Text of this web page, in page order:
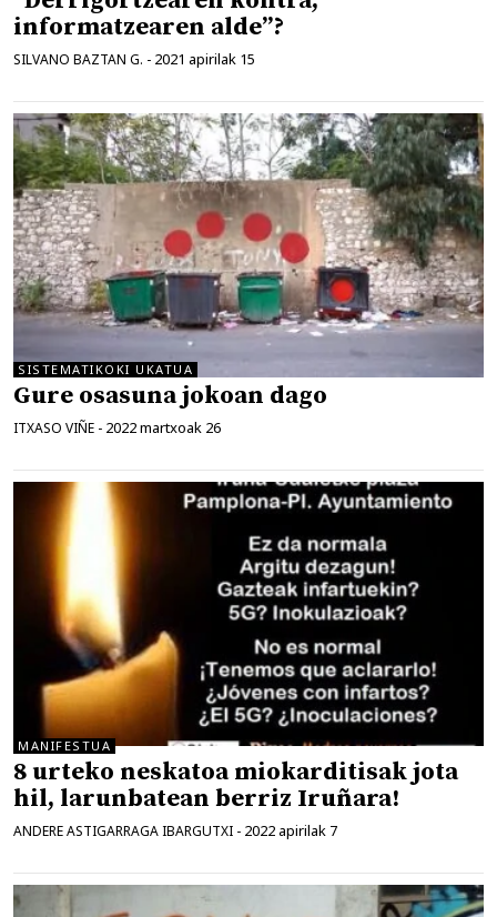
informatzearen alde”?
SILVANO BAZTAN G. - 2021 apirilak 15
SISTEMATIKOKI UKATUA
Gure osasuna jokoan dago
ITXASO VIÑE - 2022 martxoak 26
MANIFESTUA
8 urteko neskatoa miokarditisak jota
hil, larunbatean berriz Iruñara!
ANDERE ASTIGARRAGA IBARGUTXI - 2022 apirilak 7